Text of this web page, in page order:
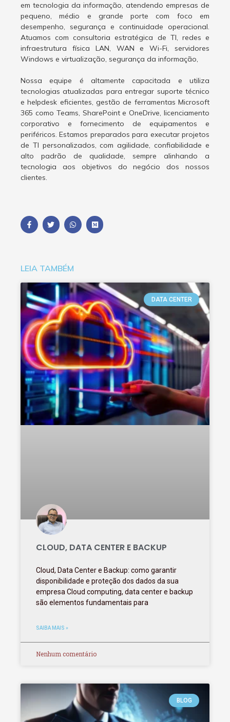
em tecnologia da informação, atendendo empresas de
pequeno, médio e grande porte com foco em
desempenho, segurança e continuidade operacional.
Atuamos com consultoria estratégica de TI, redes e
infraestrutura física LAN, WAN e Wi-Fi, servidores
Windows e virtualização, segurança da informação,
Nossa equipe é altamente capacitada e utiliza
tecnologias atualizadas para entregar suporte técnico
e helpdesk eficientes, gestão de ferramentas Microsoft
365 como Teams, SharePoint e OneDrive, licenciamento
corporativo e fornecimento de equipamentos e
periféricos. Estamos preparados para executar projetos
de TI personalizados, com agilidade, confiabilidade e
alto padrão de qualidade, sempre alinhando a
tecnologia aos objetivos do negócio dos nossos
clientes.
LEIA TAMBÉM
DATA CENTER
CLOUD, DATA CENTER E BACKUP
Cloud, Data Center e Backup: como garantir
disponibilidade e proteção dos dados da sua
empresa Cloud computing, data center e backup
são elementos fundamentais para
SAIBA MAIS »
Nenhum comentário
BLOG